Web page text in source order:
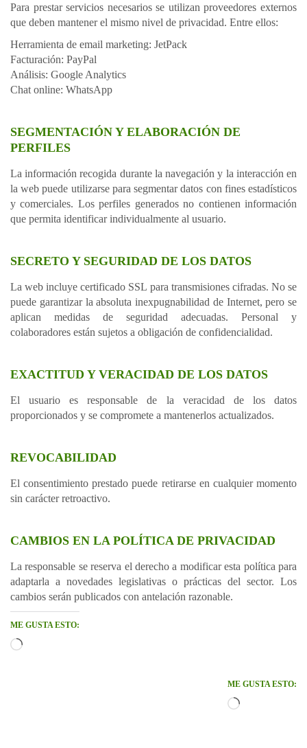
Para prestar servicios necesarios se utilizan proveedores externos
que deben mantener el mismo nivel de privacidad. Entre ellos:
Herramienta de email marketing: JetPack
Facturación: PayPal
Análisis: Google Analytics
Chat online: WhatsApp
SEGMENTACIÓN Y ELABORACIÓN DE
PERFILES
La información recogida durante la navegación y la interacción en
la web puede utilizarse para segmentar datos con fines estadísticos
y comerciales. Los perfiles generados no contienen información
que permita identificar individualmente al usuario.
SECRETO Y SEGURIDAD DE LOS DATOS
La web incluye certificado SSL para transmisiones cifradas. No se
puede garantizar la absoluta inexpugnabilidad de Internet, pero se
aplican medidas de seguridad adecuadas. Personal y
colaboradores están sujetos a obligación de confidencialidad.
EXACTITUD Y VERACIDAD DE LOS DATOS
El usuario es responsable de la veracidad de los datos
proporcionados y se compromete a mantenerlos actualizados.
REVOCABILIDAD
El consentimiento prestado puede retirarse en cualquier momento
sin carácter retroactivo.
CAMBIOS EN LA POLÍTICA DE PRIVACIDAD
La responsable se reserva el derecho a modificar esta política para
adaptarla a novedades legislativas o prácticas del sector. Los
cambios serán publicados con antelación razonable.
ME GUSTA ESTO:
Cargando...
ME GUSTA ESTO:
Cargando...